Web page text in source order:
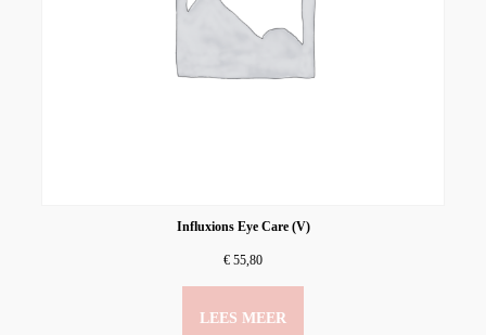
Influxions Eye Care (V)
€ 55,80
LEES MEER